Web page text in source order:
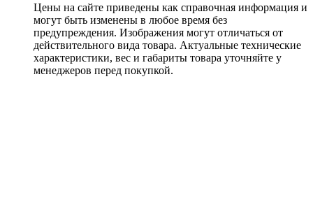
Цены на сайте приведены как справочная информация и
могут быть изменены в любое время без
предупреждения. Изображения могут отличаться от
действительного вида товара. Актуальные технические
характеристики, вес и габариты товара уточняйте у
менеджеров перед покупкой.